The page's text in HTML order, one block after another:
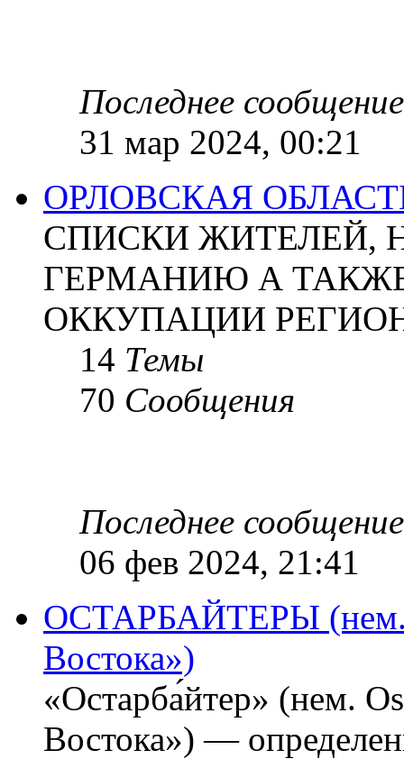
Последнее сообщение
31 мар 2024, 00:21
ОРЛОВСКАЯ
СПИСКИ ЖИТЕЛЕЙ,
ГЕРМАНИЮ А
ОККУПАЦИИ
14 Темы
70 Сообщения
Последнее сообщение
06 фев 2024, 21:41
ОСТАРБАЙТЕРЫ (нем.
Востока»)
«Остарба́йтер» (нем.
Востока») —